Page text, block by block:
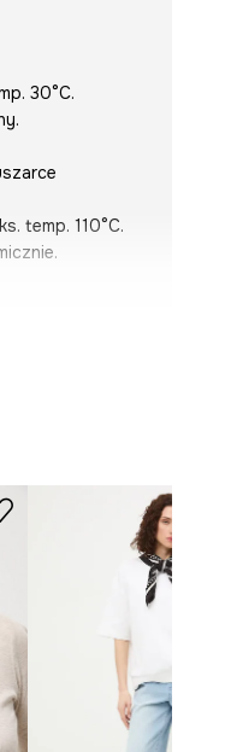
30°C.
temp. 110°C.